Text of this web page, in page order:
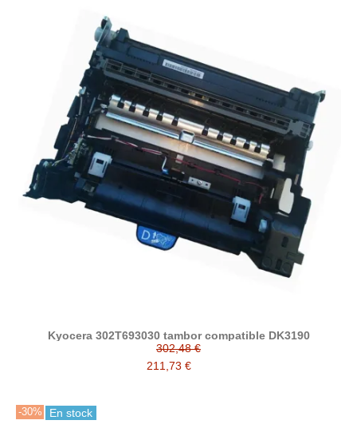
Kyocera 302T693030 tambor compatible DK3190
302,48 €
211,73 €
-30% En stock